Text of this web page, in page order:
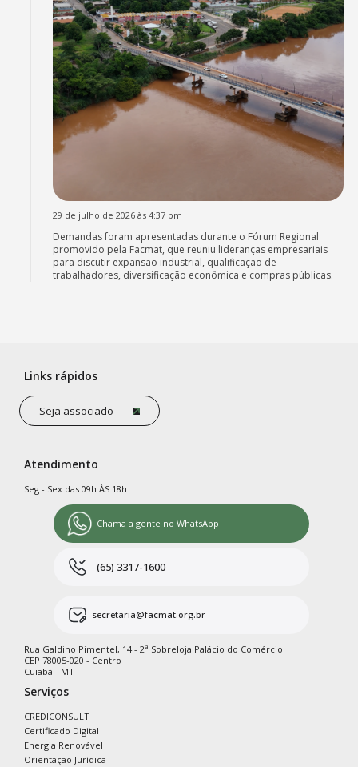
29 de julho de 2026 às 4:37 pm
Demandas foram apresentadas durante o Fórum Regional
promovido pela Facmat, que reuniu lideranças empresariais
para discutir expansão industrial, qualificação de
trabalhadores, diversificação econômica e compras públicas.
Links rápidos
Seja associado
Atendimento
Seg - Sex das 09h ÀS 18h
Chama a gente no WhatsApp
(65) 3317-1600
secretaria@facmat.org.br
Rua Galdino Pimentel, 14 - 2ª Sobreloja Palácio do Comércio
CEP 78005-020 - Centro
Cuiabá - MT
Serviços
CREDICONSULT
Certificado Digital
Energia Renovável
Orientação Jurídica